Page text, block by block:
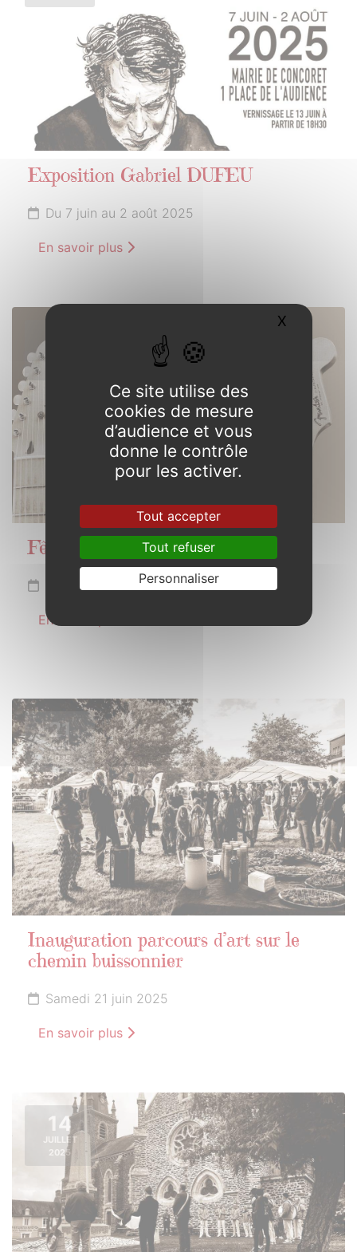
Exposition Gabriel DUFEU
Du 7 juin au 2 août 2025
En savoir plus
Fête de la musique
Samedi 21 juin 2025
En savoir plus
21
JUIN
2025
Inauguration parcours d’art sur le
chemin buissonnier
Samedi 21 juin 2025
En savoir plus
14
JUILLET
2025
Ce site utilise des
cookies de mesure
d’audience et vous
donne le contrôle
pour les activer.
Tout accepter
Tout refuser
Personnaliser
X Masquer